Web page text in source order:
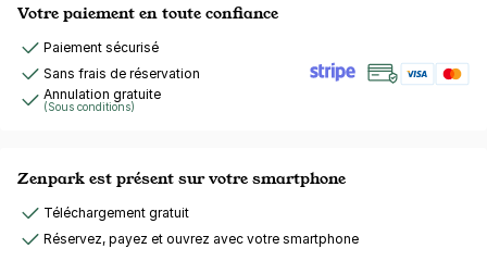
Votre paiement en toute confiance
Paiement sécurisé
Sans frais de réservation
Annulation gratuite
(Sous conditions)
Zenpark est présent sur votre smartphone
Téléchargement gratuit
Réservez, payez et ouvrez avec votre smartphone